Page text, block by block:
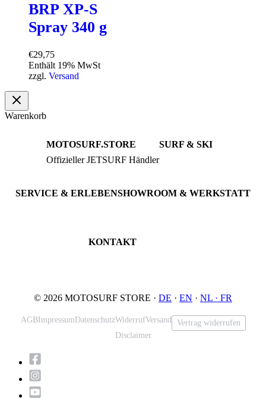
BRP XP-S
Spray 340 g
€29,75
Enthält 19% MwSt
zzgl. Versand
Warenkorb
MOTOSURF.STORE
Offizieller JETSURF Händler
SURF & SKI
JETSURF Boards
SERVICE & ERLEBENSHOWROOM & WERKSTATT
KONTAKT
© 2026 MOTOSURF STORE · DE · EN · NL · FR
AGBImpressumDatenschutzWiderrufVersand
Vertrag widerrufen
Disclaimer